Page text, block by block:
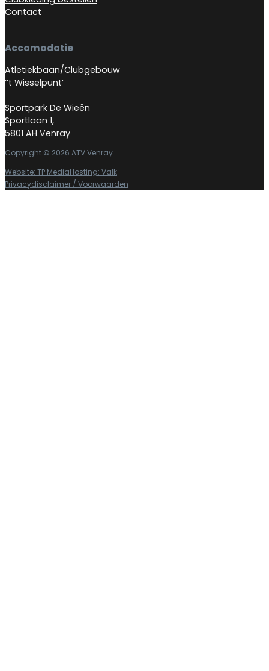
Contact
Accomodatie
Atletiekbaan/Clubgebouw
‘’t Wisselpunt’
Sportpark De Wieën
Sportlaan 1,
5801 AH Venray
Copyright © 2026 ATV Venray
Website: TP MediaHosting: Valk
Privacydisclaimer / Voorwaarden